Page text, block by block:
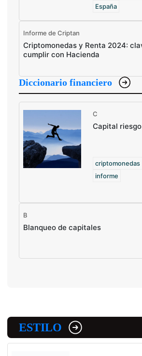
España
Informe de Criptan
Criptomonedas y Renta 2024:
cumplir con Hacienda
Diccionario financiero
C
Capital riesgo
criptomonedas
informe
B
Blanqueo de capitales
ESTILO